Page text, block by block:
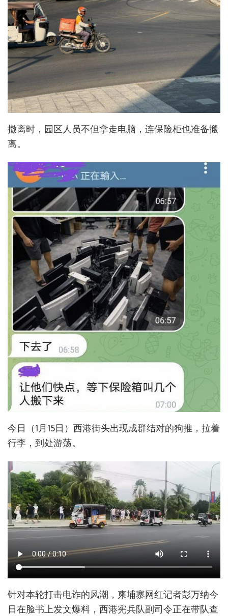
撤离时，园区人员不但拿走电脑，连保险柜也准备搬
离。
今日（1月15日）西港街头出现成群结对的狗推，拉着
行李，到处游荡。
针对本轮打击电诈的风潮，柬埔寨网红记者彭万纳今
日在脸书上发文爆料，西港宪兵队副司令正在带队查